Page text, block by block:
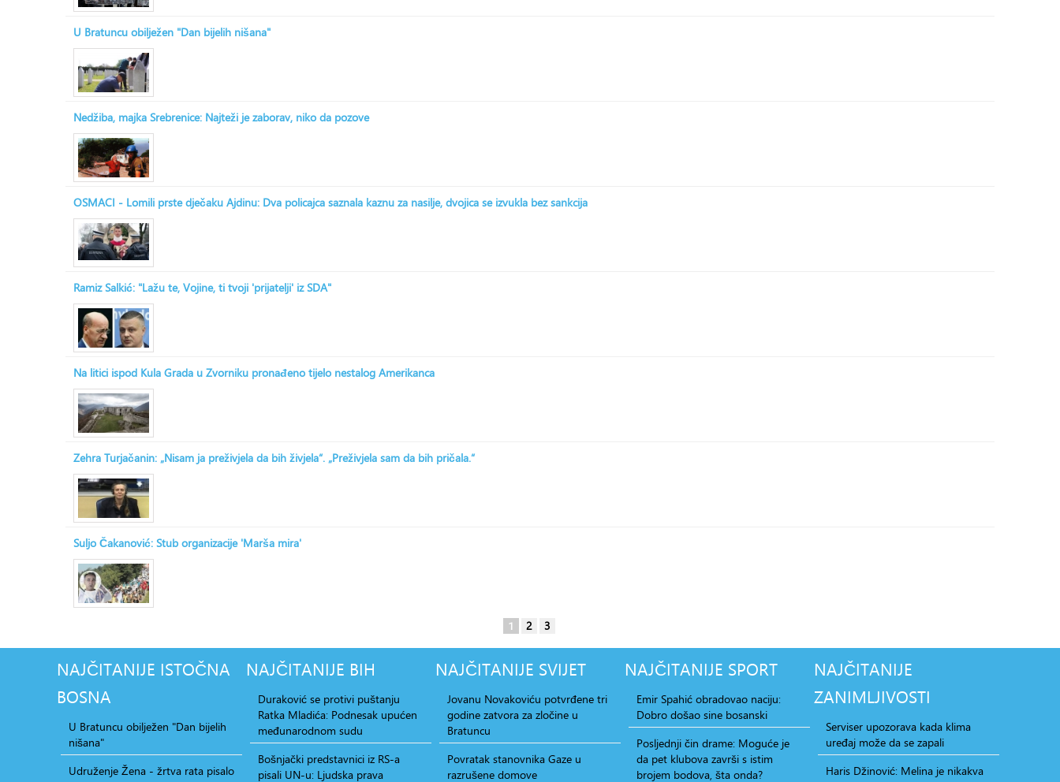
U Bratuncu obilježen "Dan bijelih nišana"
Nedžiba, majka Srebrenice: Najteži je zaborav, niko da pozove
OSMACI - Lomili prste dječaku Ajdinu: Dva policajca saznala kaznu za nasilje, dvojica se izvukla bez sankcija
Ramiz Salkić: "Lažu te, Vojine, ti tvoji 'prijatelji' iz SDA"
Na litici ispod Kula Grada u Zvorniku pronađeno tijelo nestalog Amerikanca
Zehra Turjačanin: „Nisam ja preživjela da bih živjela“. „Preživjela sam da bih pričala.“
Suljo Čakanović: Stub organizacije 'Marša mira'
1 2 3
NAJČITANIJE ISTOČNA
BOSNA
U Bratuncu obilježen "Dan bijelih
nišana"
Udruženje Žena - žrtva rata pisalo
NAJČITANIJE BIH
Duraković se protivi puštanju
Ratka Mladića: Podnesak upućen
međunarodnom sudu
Bošnjački predstavnici iz RS-a
pisali UN-u: Ljudska prava
NAJČITANIJE SVIJET
Jovanu Novakoviću potvrđene tri
godine zatvora za zločine u
Bratuncu
Povratak stanovnika Gaze u
razrušene domove
NAJČITANIJE SPORT
Emir Spahić obradovao naciju:
Dobro došao sine bosanski
Posljednji čin drame: Moguće je
da pet klubova završi s istim
brojem bodova, šta onda?
NAJČITANIJE
ZANIMLJIVOSTI
Serviser upozorava kada klima
uređaj može da se zapali
Haris Džinović: Melina je nikakva